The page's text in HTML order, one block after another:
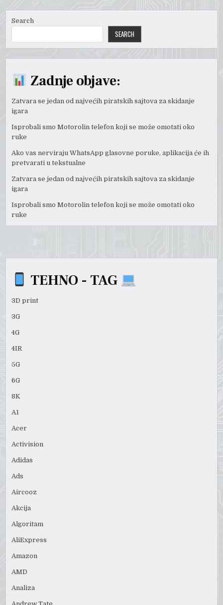
Search
SEARCH
Zadnje objave:
Zatvara se jedan od najvećih piratskih sajtova za skidanje
igara
Isprobali smo Motorolin telefon koji se može omotati oko
ruke
Ako vas nerviraju WhatsApp glasovne poruke, aplikacija će ih
pretvarati u tekstualne
Zatvara se jedan od najvećih piratskih sajtova za skidanje
igara
Isprobali smo Motorolin telefon koji se može omotati oko
ruke
TEHNO - TAG
3D print
3G
4G
4IR
5G
6G
8K
A1
Acer
Activision
Adidas
Ads
Aircooz
Akcija
Algoritam
AliExpress
Amazon
AMD
Analiza